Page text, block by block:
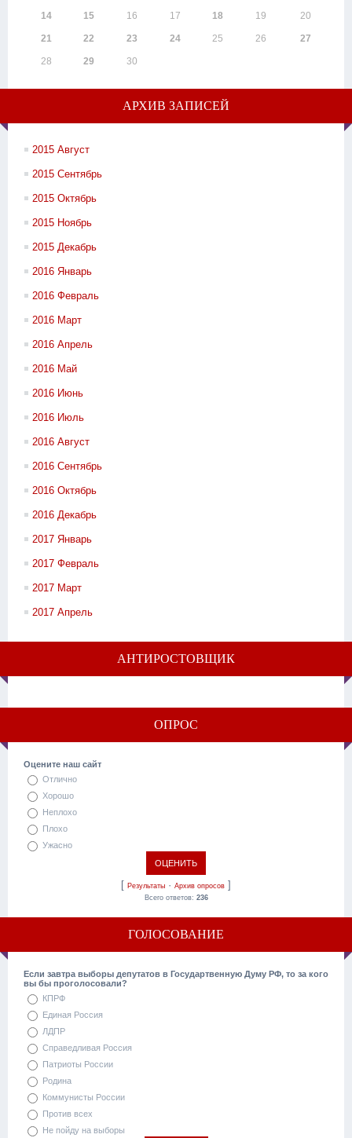
14 15 16 17 18 19 20
21 22 23 24 25 26 27
28 29 30
АРХИВ ЗАПИСЕЙ
2015 Август
2015 Сентябрь
2015 Октябрь
2015 Ноябрь
2015 Декабрь
2016 Январь
2016 Февраль
2016 Март
2016 Апрель
2016 Май
2016 Июнь
2016 Июль
2016 Август
2016 Сентябрь
2016 Октябрь
2016 Декабрь
2017 Январь
2017 Февраль
2017 Март
2017 Апрель
АНТИРОСТОВЩИК
ОПРОС
Оцените наш сайт
Отлично
Хорошо
Неплохо
Плохо
Ужасно
[ Результаты · Архив опросов ]
Всего ответов: 236
ГОЛОСОВАНИЕ
Если завтра выборы депутатов в Государтвенную Думу РФ, то за кого
вы бы проголосовали?
КПРФ
Единая Россия
ЛДПР
Справедливая Россия
Патриоты России
Родина
Коммунисты России
Против всех
Не пойду на выборы